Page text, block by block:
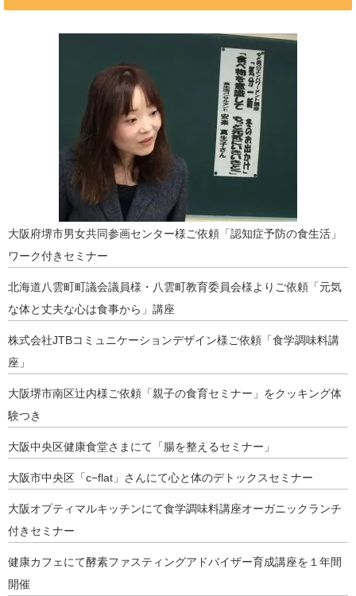
大阪府堺市男女共同参画センター様ご依頼「認知症予防の食生活」
ワーク付きセミナー
北海道八雲町町議会議員様・八雲町教育委員会様よりご依頼「元気
な体と丈夫な心は食事から」講座
株式会社JTBコミュニケーションデザイン様ご依頼「食学調味料講
座」
大阪堺市南区辻内様ご依頼「親子の食育セミナー」をクッキング体
験つき
大阪中央区健康食堂さまにて「腸を整えるセミナー」
大阪市中央区「c−flat」さんにて心と体のデトックスセミナー
大阪オプティマルキッチンにて食学調味料講座オーガニックランチ
付きセミナー
健康カフェにて酵素ファスティングアドバイザー育成講座を１年間
開催